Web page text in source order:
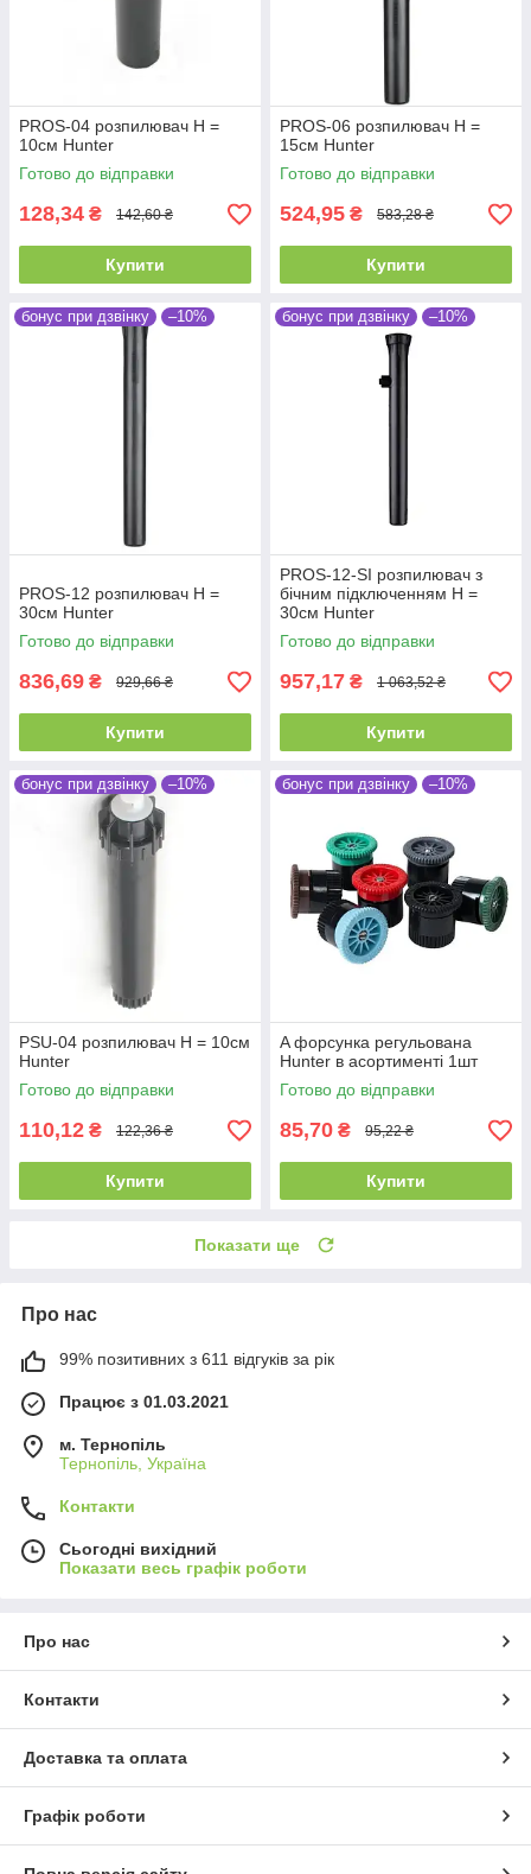
PROS-04 розпилювач Н =
10см Hunter
Готово до відправки
128,34 ₴ 142,60 ₴
Купити
PROS-06 розпилювач Н =
15см Hunter
Готово до відправки
524,95 ₴ 583,28 ₴
Купити
бонус при дзвінку –10%
PROS-12 розпилювач Н =
30см Hunter
Готово до відправки
836,69 ₴ 929,66 ₴
Купити
бонус при дзвінку –10%
PROS-12-SI розпилювач з
бічним підключенням Н =
30см Hunter
Готово до відправки
957,17 ₴ 1 063,52 ₴
Купити
бонус при дзвінку –10%
PSU-04 розпилювач Н = 10см
Hunter
Готово до відправки
110,12 ₴ 122,36 ₴
Купити
бонус при дзвінку –10%
A форсунка регульована
Hunter в асортименті 1шт
Готово до відправки
85,70 ₴ 95,22 ₴
Купити
Показати ще
Про нас
99% позитивних з 611 відгуків за рік
Працює з 01.03.2021
м. Тернопіль
Тернопіль, Україна
Контакти
Сьогодні вихідний
Показати весь графік роботи
Про нас
Контакти
Доставка та оплата
Графік роботи